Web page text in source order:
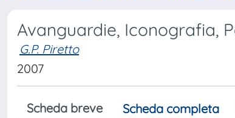
Avanguardie, Iconografia,
G.P. Piretto
2007
Scheda breve Scheda completa